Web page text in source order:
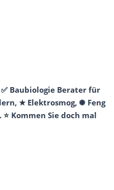
Baubiologie Berater für
★ Elektrosmog, ✺ Feng
Kommen Sie doch mal